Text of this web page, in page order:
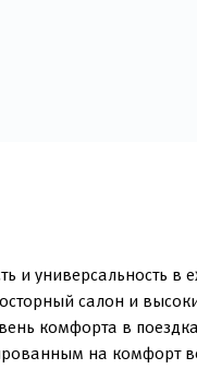
универсальность в
салон и
комфорта в
на комфорт